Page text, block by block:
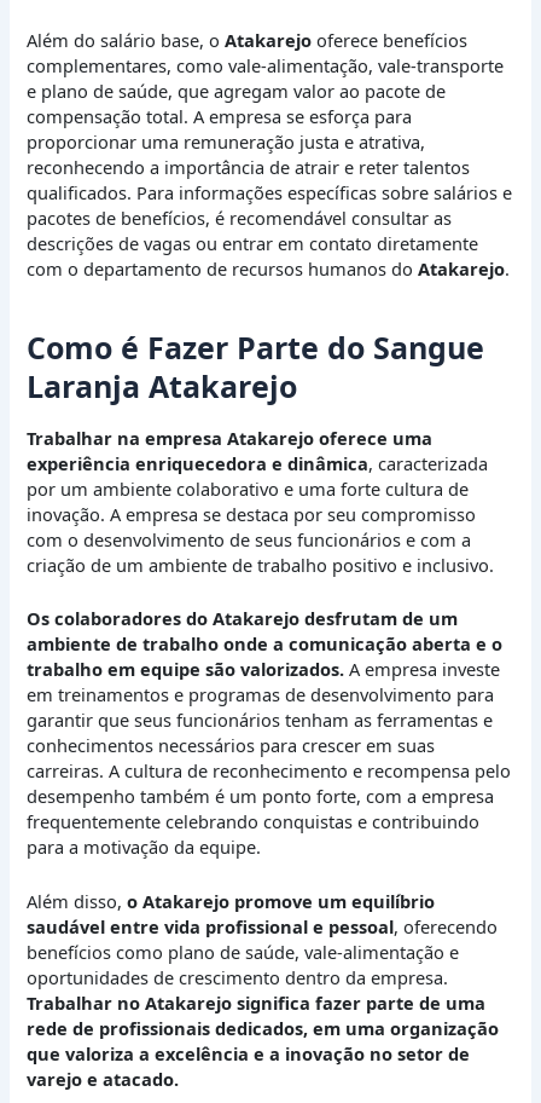
Além do salário base, oAtakarejooferece benefícios
complementares, como vale-alimentação, vale-transporte
e plano de saúde, que agregam valor ao pacote de
compensação total. A empresa se esforça para
proporcionar uma remuneração justa e atrativa,
reconhecendo a importância de atrair e reter talentos
qualificados. Para informações específicas sobre salários e
pacotes de benefícios, é recomendável consultar as
descrições de vagas ou entrar em contato diretamente
com o departamento de recursos humanos doAtakarejo.
Como é Fazer Parte do Sangue
Laranja Atakarejo
Trabalhar na empresa Atakarejo oferece uma
experiência enriquecedora e dinâmica, caracterizada
por um ambiente colaborativo e uma forte cultura de
inovação. A empresa se destaca por seu compromisso
com o desenvolvimento de seus funcionários e com a
criação de um ambiente de trabalho positivo e inclusivo.
Os colaboradores do Atakarejo desfrutam de um
ambiente de trabalho onde a comunicação aberta e o
trabalho em equipe são valorizados. A empresa investe
em treinamentos e programas de desenvolvimento para
garantir que seus funcionários tenham as ferramentas e
conhecimentos necessários para crescer em suas
carreiras. A cultura de reconhecimento e recompensa pelo
desempenho também é um ponto forte, com a empresa
frequentemente celebrando conquistas e contribuindo
para a motivação da equipe.
Além disso,o Atakarejo promove um equilíbrio
saudável entre vida profissional e pessoal, oferecendo
benefícios como plano de saúde, vale-alimentação e
oportunidades de crescimento dentro da empresa.
Trabalhar no Atakarejo significa fazer parte de uma
rede de profissionais dedicados, em uma organização
que valoriza a excelência e a inovação no setor de
varejo e atacado.